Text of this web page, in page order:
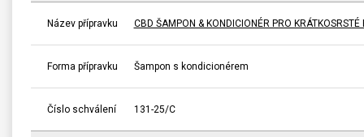
Název přípravku CBD ŠAMPON & KONDICIONÉR PRO KRÁTKOSRSTÉ
Forma přípravku Šampon s kondicionérem
Číslo schválení 131-25/C